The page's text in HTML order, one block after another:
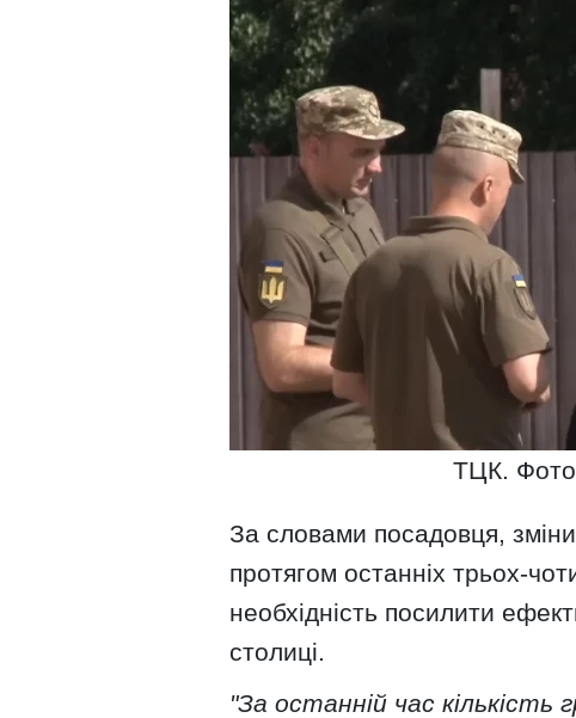
ТЦК.
За словами посадовця,
протягом останніх трьох-
необхідність посилити
столиці.
"За останній час кількість